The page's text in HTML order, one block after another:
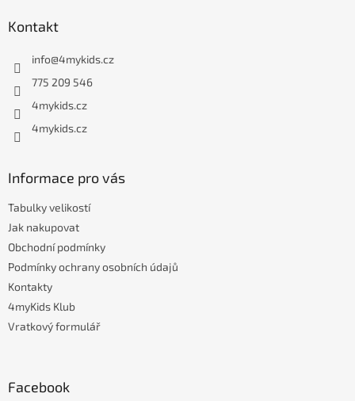
Kontakt
info@4mykids.cz
775 209 546
4mykids.cz
4mykids.cz
Informace pro vás
Tabulky velikostí
Jak nakupovat
Obchodní podmínky
Podmínky ochrany osobních údajů
Kontakty
4myKids Klub
Vratkový formulář
Facebook